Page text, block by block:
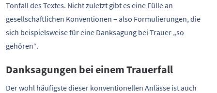
Tonfall des Textes. Nicht zuletzt gibt es eine Fülle an
gesellschaftlichen Konventionen – also Formulierungen, die
sich beispielsweise für eine Danksagung bei Trauer „so
gehören“.
Danksagungen bei einem Trauerfall
Der wohl häufigste dieser konventionellen Anlässe ist auch